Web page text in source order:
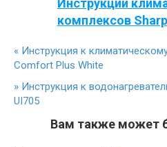
Инструкции
комплексов Sharp
« Инструкция к
Comfort Plus White
» Инструкция к
UI705
Вам также может